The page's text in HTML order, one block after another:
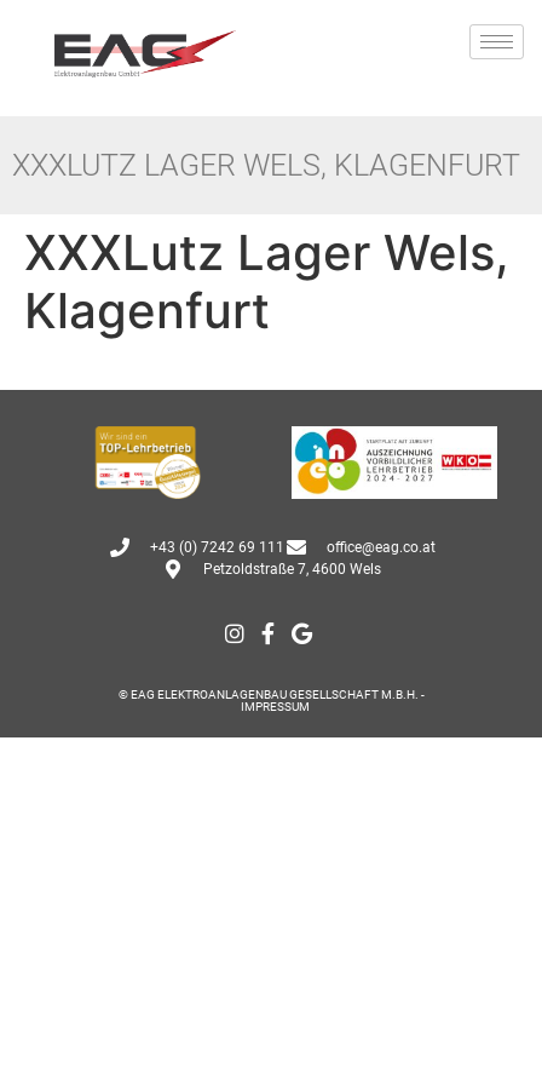
XXXLUTZ LAGER WELS, KLAGENFURT
XXXLutz Lager Wels,
Klagenfurt
+43 (0) 7242 69 111
office@eag.co.at
Petzoldstraße 7, 4600 Wels
© EAG ELEKTROANLAGENBAU GESELLSCHAFT M.B.H. -
IMPRESSUM